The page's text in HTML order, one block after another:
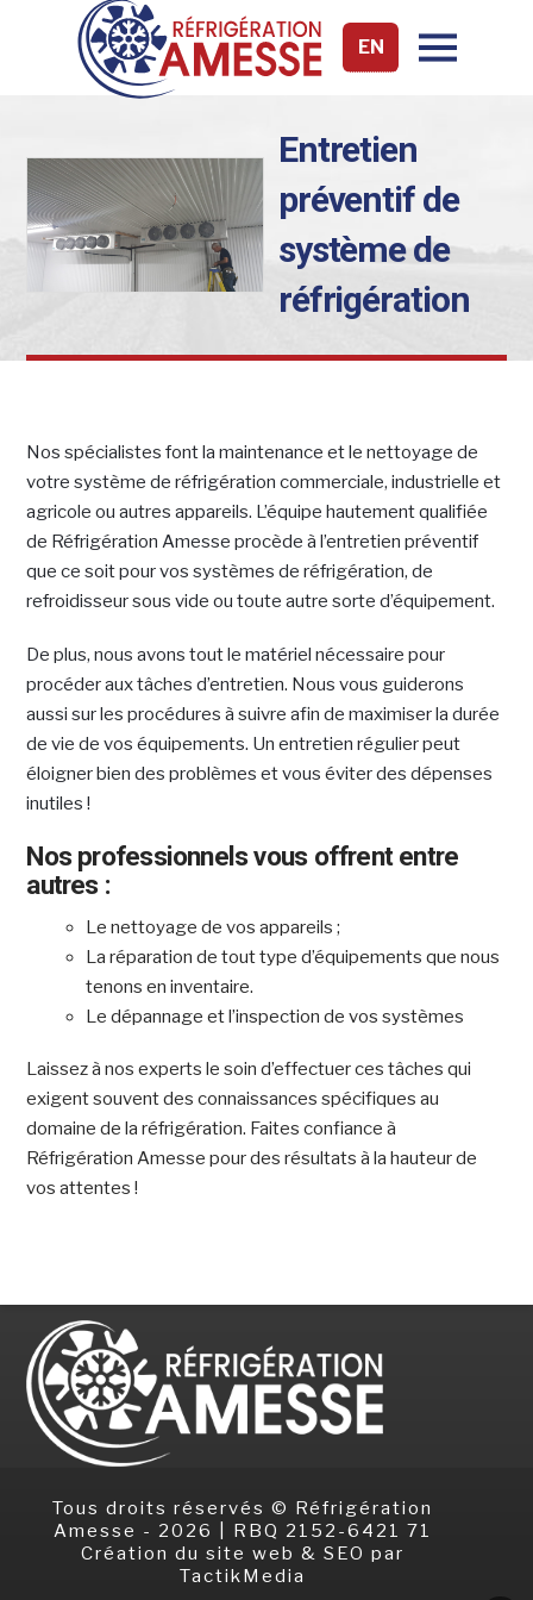
EN
Entretien
préventif de
système de
réfrigération
Nos spécialistes font la maintenance et le nettoyage de
votre système de réfrigération commerciale, industrielle et
agricole ou autres appareils. L’équipe hautement qualifiée
de Réfrigération Amesse procède à l’entretien préventif
que ce soit pour vos systèmes de réfrigération, de
refroidisseur sous vide ou toute autre sorte d’équipement.
De plus, nous avons tout le matériel nécessaire pour
procéder aux tâches d’entretien. Nous vous guiderons
aussi sur les procédures à suivre afin de maximiser la durée
de vie de vos équipements. Un entretien régulier peut
éloigner bien des problèmes et vous éviter des dépenses
inutiles !
Nos professionnels vous offrent entre
autres :
Le nettoyage de vos appareils ;
La réparation de tout type d’équipements que nous
tenons en inventaire.
Le dépannage et l’inspection de vos systèmes
Laissez à nos experts le soin d’effectuer ces tâches qui
exigent souvent des connaissances spécifiques au
domaine de la réfrigération. Faites confiance à
Réfrigération Amesse pour des résultats à la hauteur de
vos attentes !
Tous droits réservés © Réfrigération
Amesse - 2026 | RBQ 2152-6421 71
Création du site web & SEO par
TactikMedia